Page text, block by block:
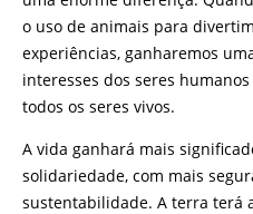
o uso de animais para
experiências, ganharemos
interesses dos seres
todos os seres vivos.
A vida ganhará mais
solidariedade, com mais
sustentabilidade. A terra terá